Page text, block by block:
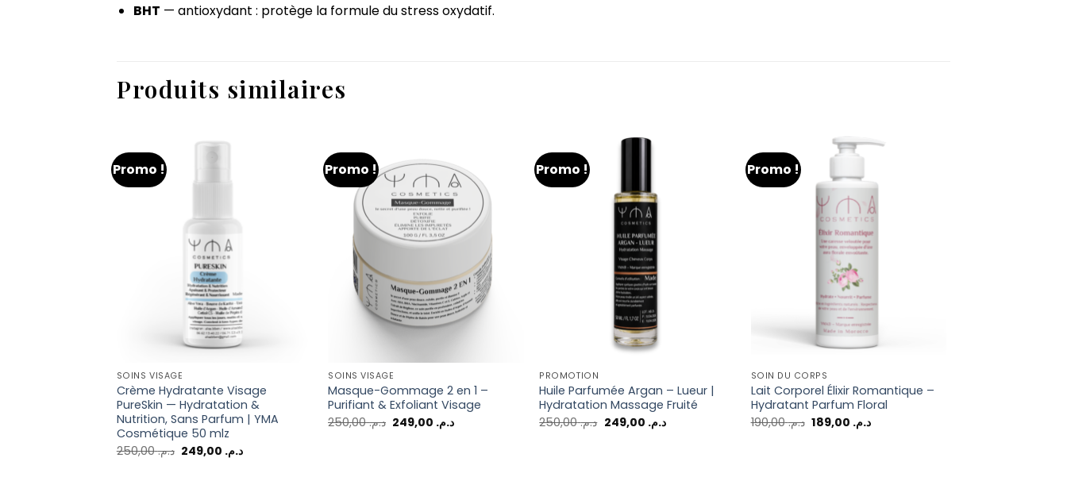
BHT — antioxydant : protège la formule du stress oxydatif.
Produits similaires
Promo !
SOINS VISAGE
Crème Hydratante Visage
PureSkin — Hydratation &
Nutrition, Sans Parfum | YMA
Cosmétique 50 mlz
د.م.250,00 د.م.
Promo !
SOINS VISAGE
Masque-Gommage 2 en 1 –
Purifiant & Exfoliant Visage
د.م.250,00 د.م.
Promo !
PROMOTION
Huile Parfumée Argan – Lueur |
Hydratation Massage Fruité
د.م.250,00 د.م.
Promo !
SOIN DU CORPS
Lait Corporel Élixir Romantique –
Hydratant Parfum Floral
د.م.190,00 د.م.